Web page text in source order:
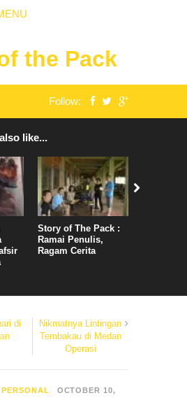
the Pack
Follow:
like...
Story of The Pack :
Ramai Penulis,
Ragam Cerita
di
Nikmatnya Lintingan
Tembakau di Medan
Operasi
OCTOBER 10,